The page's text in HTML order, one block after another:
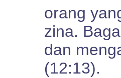
orang
zina.
dan
(12:13).